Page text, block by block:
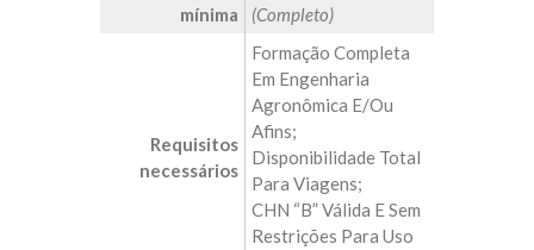
mínima
(Completo)
Requisitos
necessários
Formação Completa
Em Engenharia
Agronômica E/ou
Afins;
Disponibilidade Total
Para Viagens;
CHN “B” Válida E Sem
Restrições Para Uso